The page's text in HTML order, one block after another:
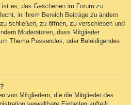
ist es, das Geschehen im Forum zu
in ihrem Bereich Beiträge zu ändern
schließen, zu öffnen, zu verschieben und
Moderatoren, dass Mitglieder
Thema Passendes, oder Beleidigendes
von Mitgliedern, die die Mitglieder des